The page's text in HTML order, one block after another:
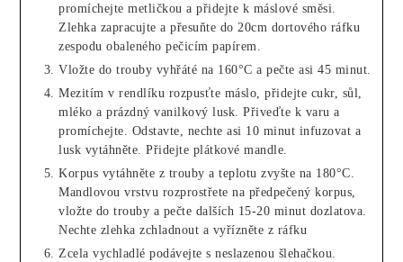
promíchejte metličkou a přidejte k máslové směsi.
Zlehka zapracujte a přesuňte do 20cm dortového ráfku
zespodu obaleného pečicím papírem.
Vložte do trouby vyhřáté na 160°C a pečte asi 45 minut.
Mezitím v rendlíku rozpusťte máslo, přidejte cukr, sůl,
mléko a prázdný vanilkový lusk. Přiveďte k varu a
promíchejte. Odstavte, nechte asi 10 minut infuzovat a
lusk vytáhněte. Přidejte plátkové mandle.
Korpus vytáhněte z trouby a teplotu zvyšte na 180°C.
Mandlovou vrstvu rozprostřete na předpečený korpus,
vložte do trouby a pečte dalších 15-20 minut dozlatova.
Nechte zlehka zchladnout a vyřízněte z ráfku
Zcela vychladlé podávejte s neslazenou šlehačkou.